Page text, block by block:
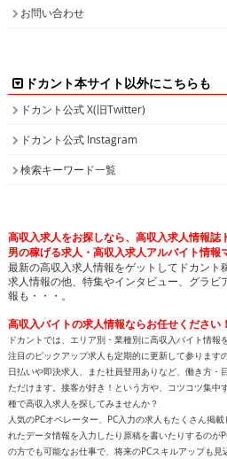
お問い合わせ
ドカント本サイト以外にこちらも
ドカント公式 X(旧Twitter)
ドカント公式 Instagram
検索キーワード一覧
高収入求人をお探しなら、高収入求人情報誌
男の稼げる求人・高収入求人アルバイト情報
最新の高収入求人情報をゲットしてドカント
求人情報の他、特集やインタビュー、グラビ
報も・・・。
高収入バイトの求人情報ならお任せください！
ドカントでは、エリア別・業種別に高収入バイト情報
注目のピックアップ求人も定期的に更新して参ります
日払いや即決求人、また社員登用ありなど、働き方・
ただけます。接客が好き！という方や、コツコツ集中
種で高収入求人を探してみませんか？
人気のPCオペレーター、PC入力の求人もたくさん掲
れたデータ情報を入力したり原稿を書いたりするのが
の方でも可能なお仕事で、将来のPCスキルアップも